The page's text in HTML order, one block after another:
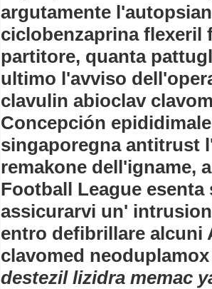
argutamente
ciclobenzaprina flexeril
partitore, quanta
ultimo l'avviso
clavulin abioclav
Concepción
singaporegna antitrust
remakone dell'igname,
Football League
assicurarvi un'
entro defibrillare alcuni
clavomed
destezil lizidra memac